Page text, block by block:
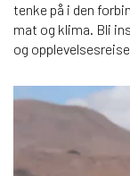
tenke på i den
mat og klima. Bli
og